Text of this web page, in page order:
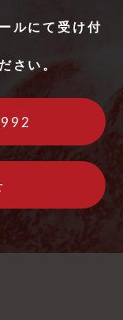
ルにて受け付
さい。